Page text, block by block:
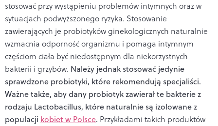
stosować przy wystąpieniu problemów intymnych oraz w
sytuacjach podwyższonego ryzyka. Stosowanie
zawierających je probiotyków ginekologicznych naturalnie
wzmacnia odporność organizmu i pomaga intymnym
częściom ciała być niedostępnym dla niekorzystnych
bakterii i grzybów. Należy jednak stosować jedynie
sprawdzone probiotyki, które rekomendują specjaliści.
Ważne także, aby dany probiotyk zawierał te bakterie z
rodzaju Lactobacillus, które naturalnie są izolowane z
populacji kobiet w Polsce. Przykładami takich produktów